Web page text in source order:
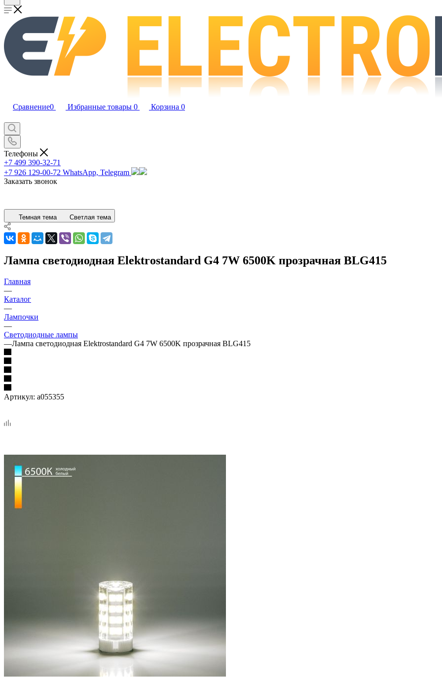
Сравнение0 Избранные товары 0 Корзина 0
Телефоны
+7 499 390-32-71
+7 926 129-00-72 WhatsApp, Telegram
Заказать звонок
Темная тема Светлая тема
Лампа светодиодная Elektrostandard G4 7W 6500K прозрачная BLG415
Главная
—
Каталог
—
Лампочки
—
Светодиодные лампы
—Лампа светодиодная Elektrostandard G4 7W 6500K прозрачная BLG415
Артикул: a055355